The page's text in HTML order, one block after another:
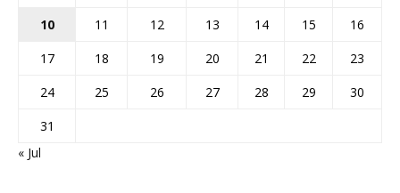
10
11 12 13 14 15
16
17
18 19 20 21 22
23
24
25 26 27 28 29
30
31
« Jul